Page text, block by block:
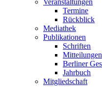
Veranstaltungen
Termine
Rückblick
Mediathek
Publikationen
Schriften
Mitteilungen
Berliner
Jahrbuch
Mitgliedschaft